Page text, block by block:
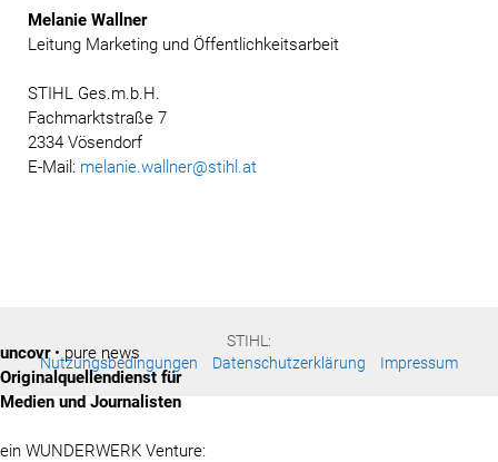
Melanie Wallner
Leitung Marketing und Öffentlichkeitsarbeit
STIHL Ges.m.b.H.
Fachmarktstraße 7
2334 Vösendorf
E-Mail: melanie.wallner@stihl.at
STIHL:
Nutzungsbedingungen
Datenschutzerklärung Impressum
uncovr• pure news
Originalquellendienst für
Medien und Journalisten
ein WUNDERWERK Venture: